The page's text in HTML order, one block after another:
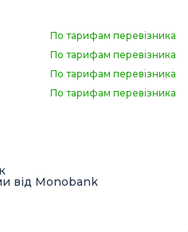
По тарифам перевізника
По тарифам перевізника
По тарифам перевізника
По тарифам перевізника
від Monobank